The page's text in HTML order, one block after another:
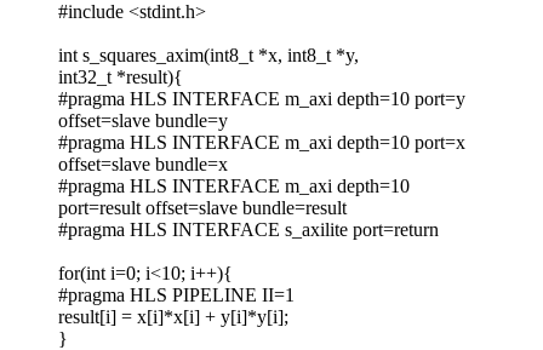
#include <stdint.h>
int s_squares_axim(int8_t *x, int8_t *y,
int32_t *result){
#pragma HLS INTERFACE m_axi depth=10 port=y
offset=slave bundle=y
#pragma HLS INTERFACE m_axi depth=10 port=x
offset=slave bundle=x
#pragma HLS INTERFACE m_axi depth=10
port=result offset=slave bundle=result
#pragma HLS INTERFACE s_axilite port=return
for(int i=0; i<10; i++){
#pragma HLS PIPELINE II=1
result[i] = x[i]*x[i] + y[i]*y[i];
}